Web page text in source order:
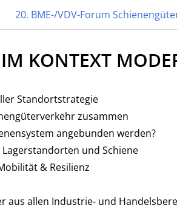
20. BME-/VDV-Forum
KONTEXT
Standortstrategie
zusammen
angebunden werden?
und Schiene
& Resilienz
aus allen Industrie- und